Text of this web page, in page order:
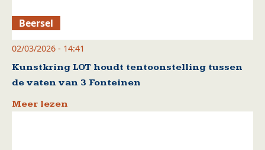
Beersel
02/03/2026 - 14:41
Kunstkring LOT houdt tentoonstelling tussen
de vaten van 3 Fonteinen
Meer lezen